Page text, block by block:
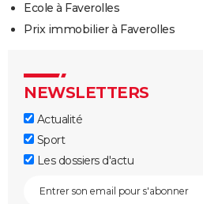
Ecole à Faverolles
Prix immobilier à Faverolles
NEWSLETTERS
Actualité
Sport
Les dossiers d'actu